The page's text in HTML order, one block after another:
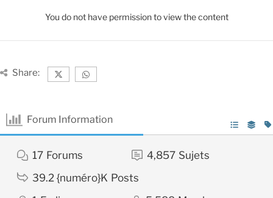
You do not have permission to view the content
Share:
Forum Information
17 Forums 4,857 Sujets
39.2 {numéro}K Posts